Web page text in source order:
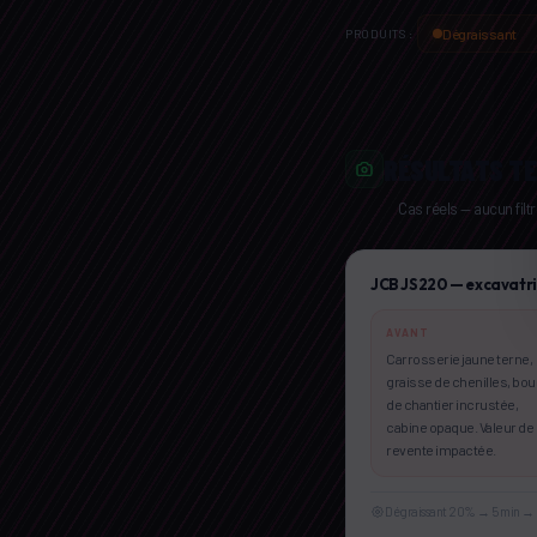
PRODUITS : Dégraissant
RÉSULTATS
Cas réels — aucun
JCB JS220 —
AVANT
Carrosserie jaune terne,
graisse de chenilles,
de chantier incrustée,
cabine opaque. Valeur de
revente impactée.
Dégraissant 20% → 5 min →